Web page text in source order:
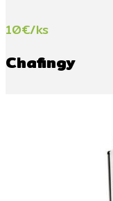
10€/ks
Chafingy